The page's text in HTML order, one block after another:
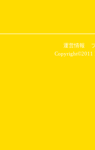
運営情報
Copyright©2011